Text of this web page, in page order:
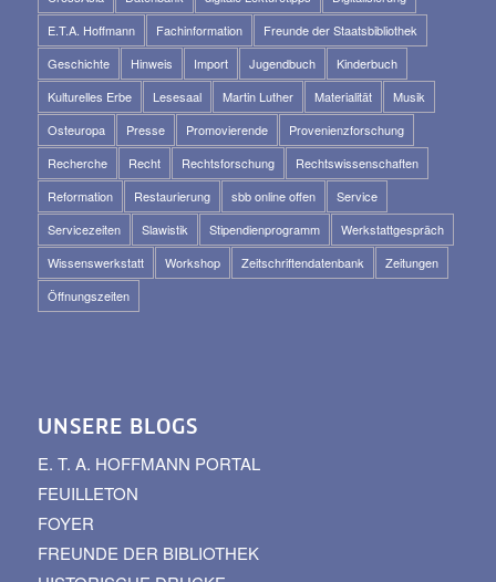
E.T.A. Hoffmann
Fachinformation
Freunde der Staatsbibliothek
Geschichte
Hinweis Import Jugendbuch
Kinderbuch
Kulturelles Erbe
Lesesaal Martin Luther Materialität
Musik
Osteuropa
Presse Promovierende
Provenienzforschung
Recherche
Recht Rechtsforschung
Rechtswissenschaften
Reformation
Restaurierung sbb online offen
Service
Servicezeiten
Slawistik Stipendienprogramm
Werkstattgespräch
Wissenswerkstatt
Workshop Zeitschriftendatenbank
Zeitungen
Öffnungszeiten
UNSERE BLOGS
E. T. A. HOFFMANN PORTAL
FEUILLETON
FOYER
FREUNDE DER BIBLIOTHEK